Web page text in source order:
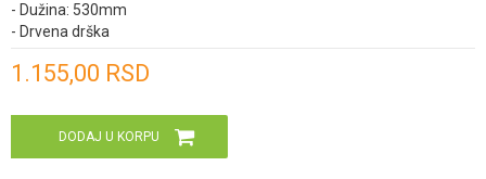
- Dužina: 530mm
- Drvena drška
1.155,00 RSD
DODAJ U KORPU